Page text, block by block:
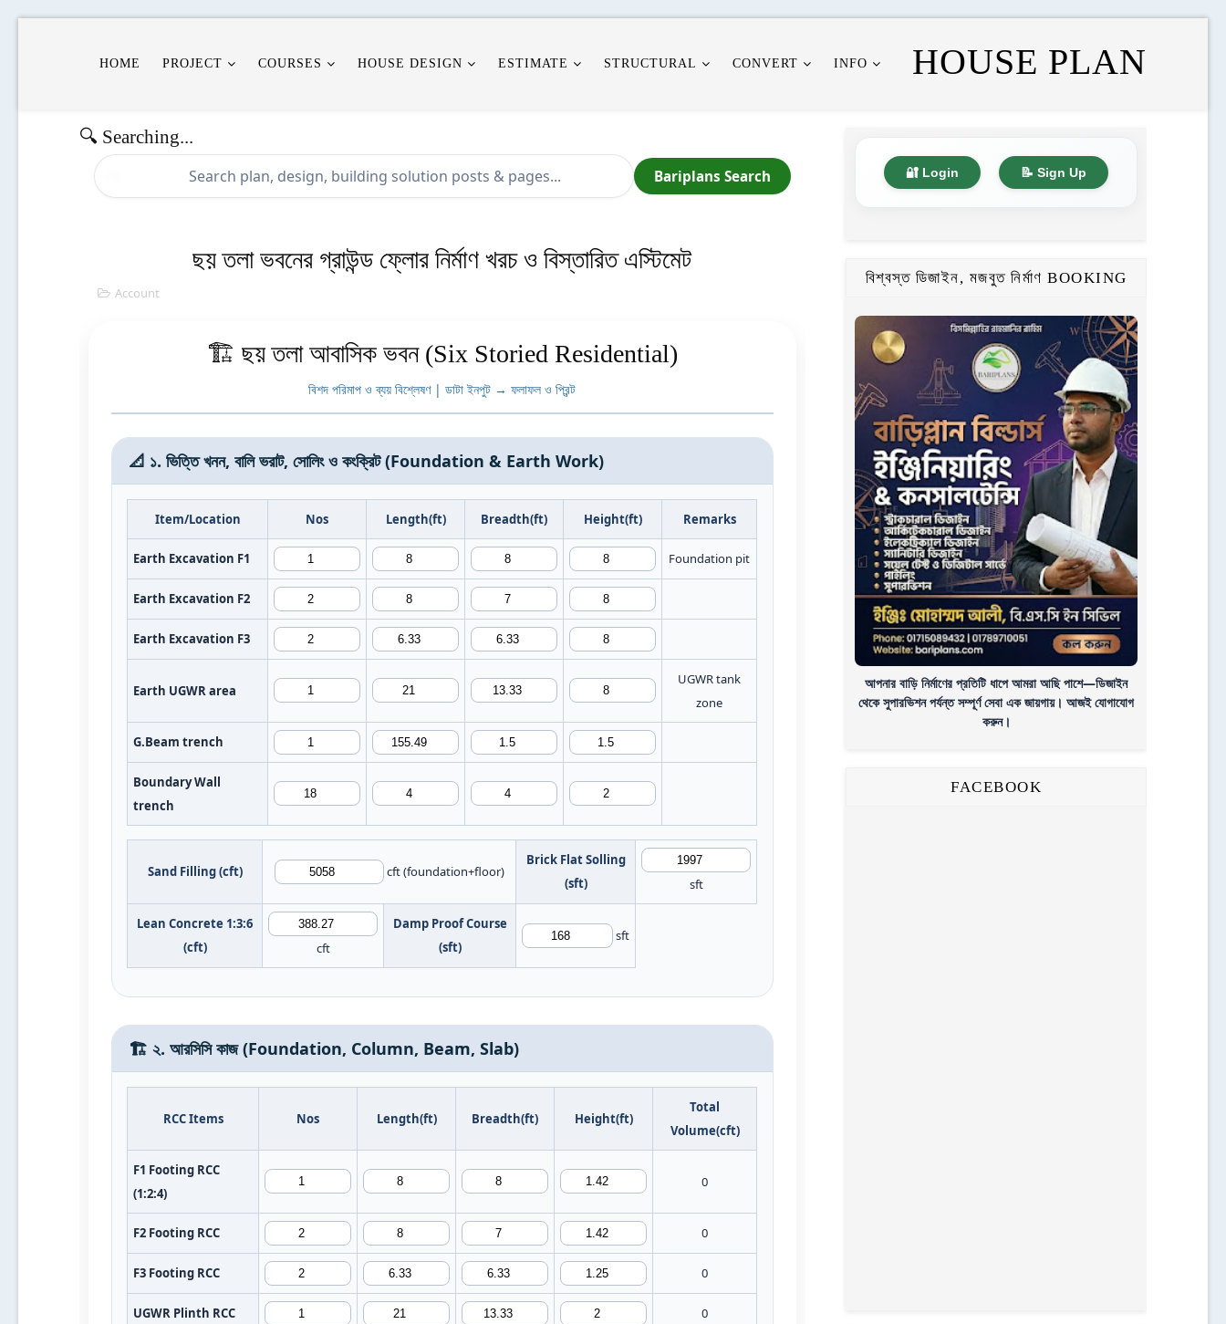
HOUSE PLAN
HOME PROJECT COURSES HOUSE DESIGN ESTIMATE STRUCTURAL CONVERT INFO
🔍 Searching...
Bariplans Search
ছয় তলা ভবনের গ্রাউন্ড ফ্লোর নির্মাণ খরচ ও বিস্তারিত এস্টিমেট
Account
🏗️ ছয় তলা আবাসিক ভবন (Six Storied Residential)
বিশদ পরিমাপ ও ব্যয় বিশ্লেষণ | ডাটা ইনপুট → ফলাফল ও প্রিন্ট
📐 ১. ভিত্তি খনন, বালি ভরাট, সোলিং ও কংক্রিট (Foundation & Earth Work)
Item/Location Nos Length(ft) Breadth(ft) Height(ft) Remarks
Earth Excavation F1 Foundation pit
Earth Excavation F2
Earth Excavation F3
Earth UGWR area
UGWR tank
zone
G.Beam trench
Boundary Wall
trench
Sand Filling (cft) cft (foundation+floor)
Brick Flat Solling
(sft)
sft
Lean Concrete 1:3:6
(cft)
cft
Damp Proof Course
(sft)
sft
🏗️ ২. আরসিসি কাজ (Foundation, Column, Beam, Slab)
RCC Items Nos Length(ft) Breadth(ft) Height(ft)
Total
Volume(cft)
F1 Footing RCC
(1:2:4)
0
F2 Footing RCC 0
F3 Footing RCC 0
UGWR Plinth RCC 0
🔐 Login 📝 Sign Up
বিশ্বস্ত ডিজাইন, মজবুত নির্মাণ BOOKING
আপনার বাড়ি নির্মাণের প্রতিটি ধাপে আমরা আছি পাশে—ডিজাইন
থেকে সুপারভিশন পর্যন্ত সম্পূর্ণ সেবা এক জায়গায়। আজই যোগাযোগ
করুন।
FACEBOOK